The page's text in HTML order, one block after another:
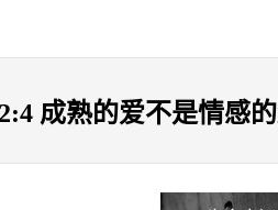
成熟的爱不是情感的